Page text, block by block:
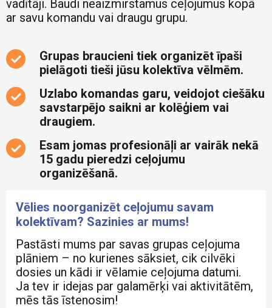
vadītāji. Baudi neaizmirstamus ceļojumus kopā
ar savu komandu vai draugu grupu.
Grupas braucieni tiek organizēt īpaši
pielāgoti tieši jūsu kolektīva vēlmēm.
Uzlabo komandas garu, veidojot ciešāku
savstarpējo saikni ar kolēģiem vai
draugiem.
Esam jomas profesionāļi ar vairāk nekā
15 gadu pieredzi ceļojumu
organizēšanā.
Vēlies noorganizēt ceļojumu savam
kolektīvam? Sazinies ar mums!
Pastāsti mums par savas grupas ceļojuma
plāniem – no kurienes sāksiet, cik cilvēki
dosies un kādi ir vēlamie ceļojuma datumi.
Ja tev ir idejas par galamērķi vai aktivitātēm,
mēs tās īstenosim!